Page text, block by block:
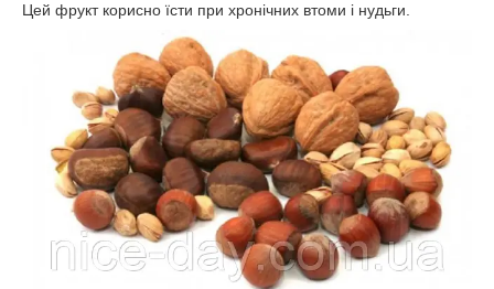
Цей фрукт корисно їсти при хронічних втоми і нудьги.